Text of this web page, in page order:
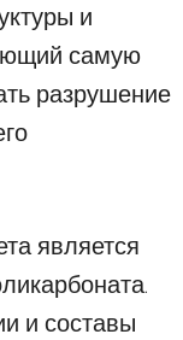
и
самую
разрушение
является
и составы